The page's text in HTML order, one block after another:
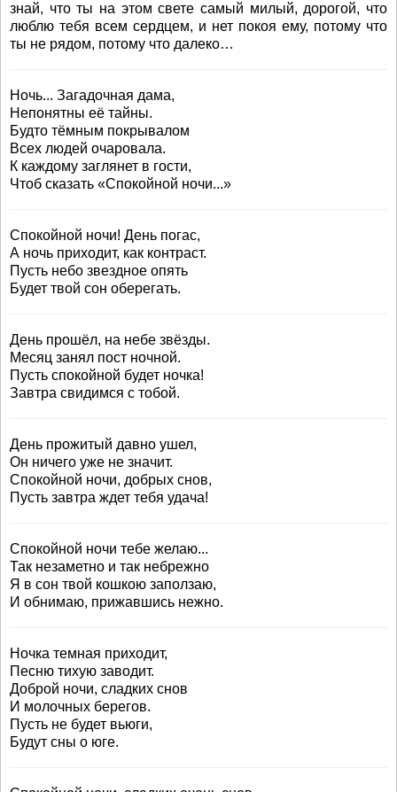
знай, что ты на этом свете самый милый, дорогой, что
люблю тебя всем сердцем, и нет покоя ему, потому что
ты не рядом, потому что далеко…
Ночь... Загадочная дама,
Непонятны её тайны.
Будто тёмным покрывалом
Всех людей очаровала.
К каждому заглянет в гости,
Чтоб сказать «Спокойной ночи...»
Спокойной ночи! День погас,
А ночь приходит, как контраст.
Пусть небо звездное опять
Будет твой сон оберегать.
День прошёл, на небе звёзды.
Месяц занял пост ночной.
Пусть спокойной будет ночка!
Завтра свидимся с тобой.
День прожитый давно ушел,
Он ничего уже не значит.
Спокойной ночи, добрых снов,
Пусть завтра ждет тебя удача!
Спокойной ночи тебе желаю...
Так незаметно и так небрежно
Я в сон твой кошкою заползаю,
И обнимаю, прижавшись нежно.
Ночка темная приходит,
Песню тихую заводит.
Доброй ночи, сладких снов
И молочных берегов.
Пусть не будет вьюги,
Будут сны о юге.